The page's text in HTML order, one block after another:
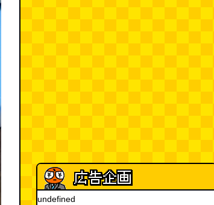
世田谷区民会館行きのバスは1日
undefined